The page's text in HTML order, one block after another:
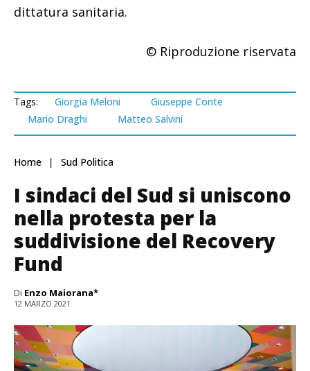
dittatura sanitaria.
© Riproduzione riservata
Tags: Giorgia Meloni
Giuseppe Conte
Mario Draghi
Matteo Salvini
Home Sud Politica
I sindaci del Sud si uniscono
nella protesta per la
suddivisione del Recovery
Fund
Di Enzo Maiorana*
12 MARZO 2021